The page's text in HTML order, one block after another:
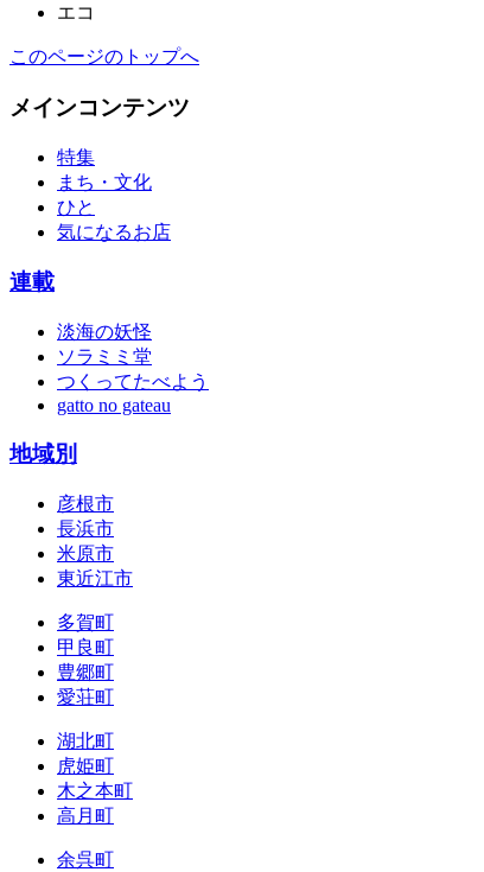
エコ
このページのトップへ
メインコンテンツ
特集
まち・文化
ひと
気になるお店
連載
淡海の妖怪
ソラミミ堂
つくってたべよう
gatto no gateau
地域別
彦根市
長浜市
米原市
東近江市
多賀町
甲良町
豊郷町
愛荘町
湖北町
虎姫町
木之本町
高月町
余呉町